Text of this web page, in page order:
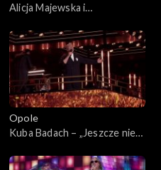
Alicja Majewska i
przekór wszystkim będę
spać”. 63. KFPP: Koncert
„Autobiografia. Jubileusz
Bogdana Olewicza”
Opole
Kuba Badach – „Jeszcze nie
„Autobiografia. Jubileusz